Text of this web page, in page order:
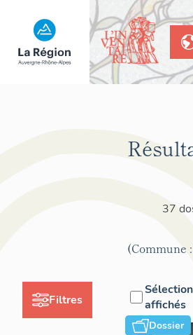
Filtres
37
(Commune
affichés
Dossier